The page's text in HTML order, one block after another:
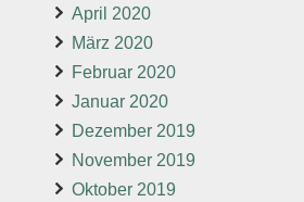
April 2020
März 2020
Februar 2020
Januar 2020
Dezember 2019
November 2019
Oktober 2019